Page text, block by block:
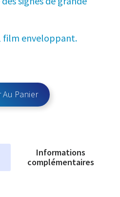
film enveloppant.
Panier
Informations
complémentaires